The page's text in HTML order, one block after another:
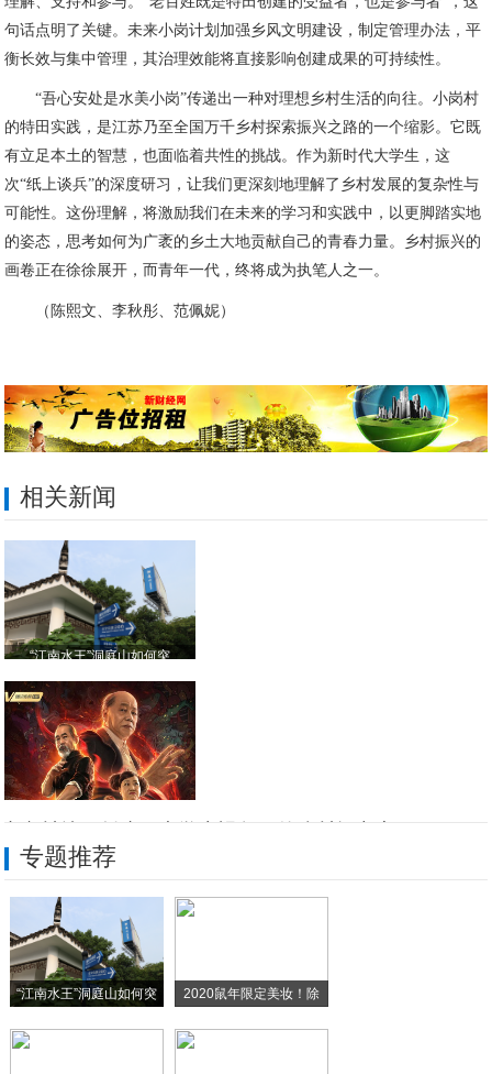
句话点明了关键。未来小岗计划加强乡风文明建设，制定管理办法，平
衡长效与集中管理，其治理效能将直接影响创建成果的可持续性。
“吾心安处是水美小岗”传递出一种对理想乡村生活的向往。小岗村
的特田实践，是江苏乃至全国万千乡村探索振兴之路的一个缩影。它既
有立足本土的智慧，也面临着共性的挑战。作为新时代大学生，这
次“纸上谈兵”的深度研习，让我们更深刻地理解了乡村发展的复杂性与
可能性。这份理解，将激励我们在未来的学习和实践中，以更脚踏实地
的姿态，思考如何为广袤的乡土大地贡献自己的青春力量。乡村振兴的
画卷正在徐徐展开，而青年一代，终将成为执笔人之一。
（陈熙文、李秋彤、范佩妮）
相关新闻
“江南水王”洞庭山如何突
《火云邪神》定档元旦 《
小岗村：绘就特色田园新图景 奏响乡村振兴
环保合规重塑市场格局：Dynisco 违
“宁王之王”助力，15分钟补能500公里
专题推荐
“江南水王”洞庭山如何突 2020鼠年限定美妆！除